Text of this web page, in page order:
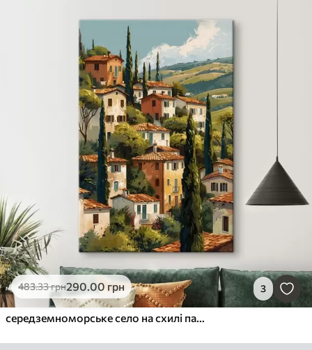
483.33грн290.00 грн 3
середземноморське село на схилі пагорба, ряди будинків теплих відтінків з теракотовими дахами